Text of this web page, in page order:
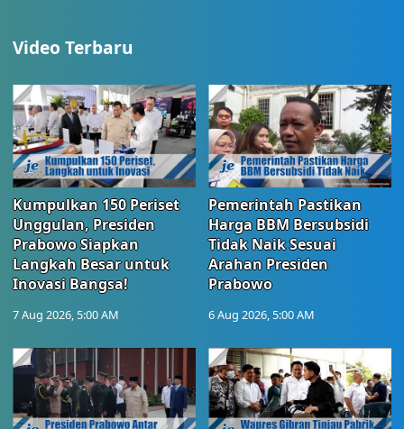
Video Terbaru
Kumpulkan 150 Periset
Unggulan, Presiden
Prabowo Siapkan
Langkah Besar untuk
Inovasi Bangsa!
7 Aug 2026, 5:00 AM
Pemerintah Pastikan
Harga BBM Bersubsidi
Tidak Naik Sesuai
Arahan Presiden
Prabowo
6 Aug 2026, 5:00 AM